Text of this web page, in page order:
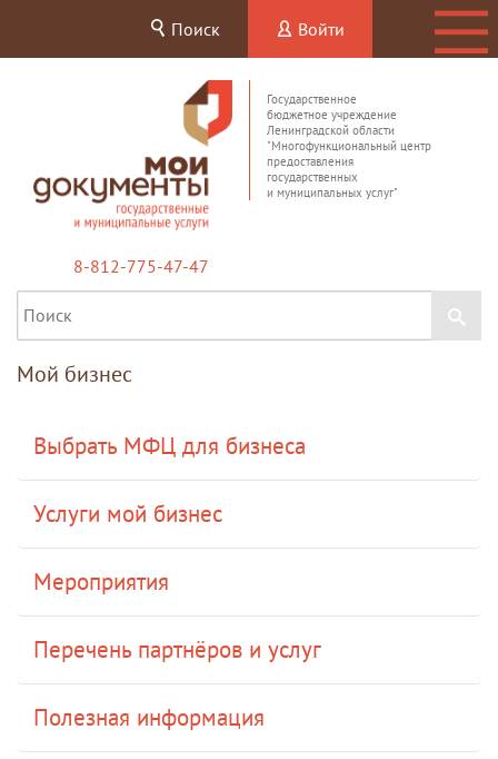
Поиск Войти
Государственное
бюджетное учреждение
Ленинградской области
"Многофункциональный центр
предоставления
государственных
и муниципальных услуг"
8-812-775-47-47
Мой бизнес
Выбрать МФЦ для бизнеса
Услуги мой бизнес
Мероприятия
Перечень партнёров и услуг
Полезная информация